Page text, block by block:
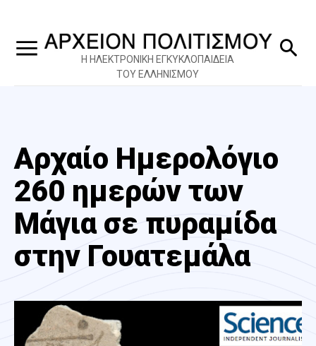
Η ΗΛΕΚΤΡΟΝΙΚΗ ΕΓΚΥΚΛΟΠΑΙΔΕΙΑ
ΤΟΥ ΕΛΛΗΝΙΣΜΟΥ
Αρχαίο Ημερολόγιο
260 ημερών των
Μάγια σε πυραμίδα
στην Γουατεμάλα